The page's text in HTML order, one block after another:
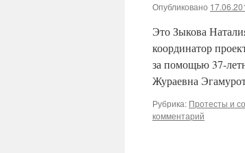
Опубликовано
Это Зыкова
координатор
за помощью 37-
Жураевна
Рубрика: Протесты и
комментарий